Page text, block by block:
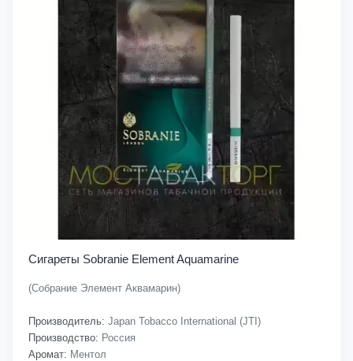
Сигареты Sobranie Element Aquamarine
(Собрание Элемент Аквамарин)
Производитель: Japan Tobacco International (JTI)
Производство: Россия
Аромат: Ментол